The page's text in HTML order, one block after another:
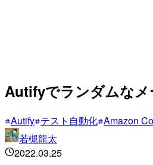
Autifyでランダムなメ
Autify テスト自動化 Amazon
若槻龍太
2022.03.25